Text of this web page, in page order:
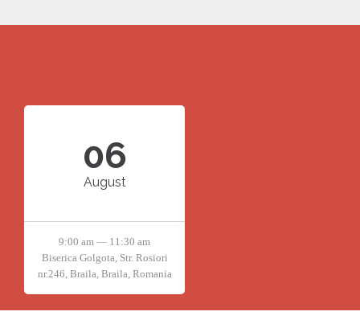
06
August
9:00 am — 11:30 am
Biserica Golgota, Str. Rosiori
nr.246, Braila, Braila, Romania